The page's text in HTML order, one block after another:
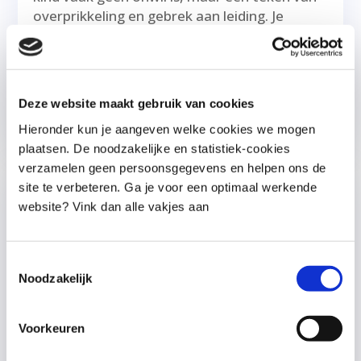
Deze website maakt gebruik van cookies
Hieronder kun je aangeven welke cookies we mogen
plaatsen. De noodzakelijke en statistiek-cookies
verzamelen geen persoonsgegevens en helpen ons de
site te verbeteren. Ga je voor een optimaal werkende
website? Vink dan alle vakjes aan
Noodzakelijk
Voorkeuren
overprikkeling en gebrek aan leiding. Je
ontdekt hoe je als ouder stevig en rustig
grenzen stelt, zonder hard te worden, en
hoe duidelijk leiderschap juist veiligheid en
lees meer...